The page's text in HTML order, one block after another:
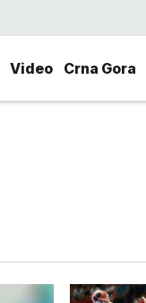
Video Crna Gora